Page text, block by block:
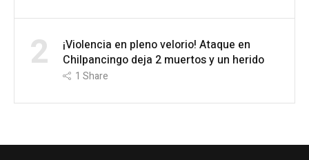
2
¡Violencia en pleno velorio! Ataque en
Chilpancingo deja 2 muertos y un herido
1 Share